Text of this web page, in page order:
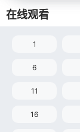
在线观看
1
6
11
16